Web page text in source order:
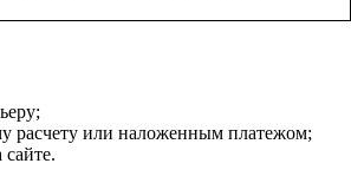
расчету или наложенным платежом;